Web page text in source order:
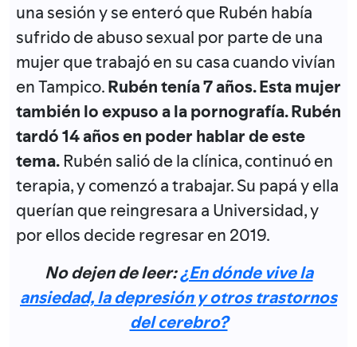
una sesión y se enteró que Rubén había
sufrido de abuso sexual por parte de una
mujer que trabajó en su casa cuando vivían
en Tampico.Rubén tenía 7 años. Esta mujer
también lo expuso a la pornografía. Rubén
tardó 14 años en poder hablar de este
tema. Rubén salió de la clínica, continuó en
terapia, y comenzó a trabajar. Su papá y ella
querían que reingresara a Universidad, y
por ellos decide regresar en 2019.
No dejen de leer:¿En dónde vive la
ansiedad, la depresión y otros trastornos
del cerebro?